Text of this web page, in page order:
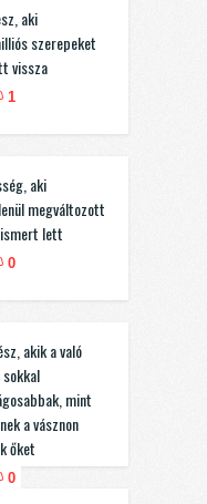
aki
szerepeket
vissza
1
aki
megváltozott
lett
0
akik a való
mint
a vásznon
őket
0